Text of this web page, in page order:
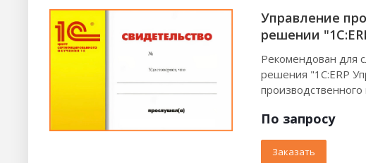
Управление
решении
Рекомендован для
решения "1С:ERP
По запросу
Заказать